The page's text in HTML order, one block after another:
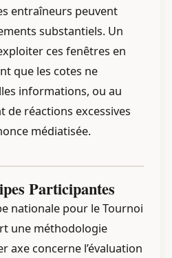
entraîneurs peuvent
substantiels. Un
ces fenêtres en
que les cotes ne
informations, ou au
réactions excessives
médiatisée.
Participantes
nationale pour le Tournoi
une méthodologie
axe concerne l’évaluation